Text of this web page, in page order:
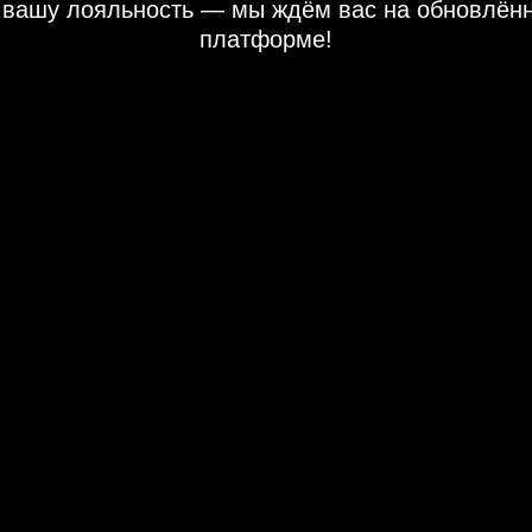
вашу лояльность — мы ждём вас на
платформе!